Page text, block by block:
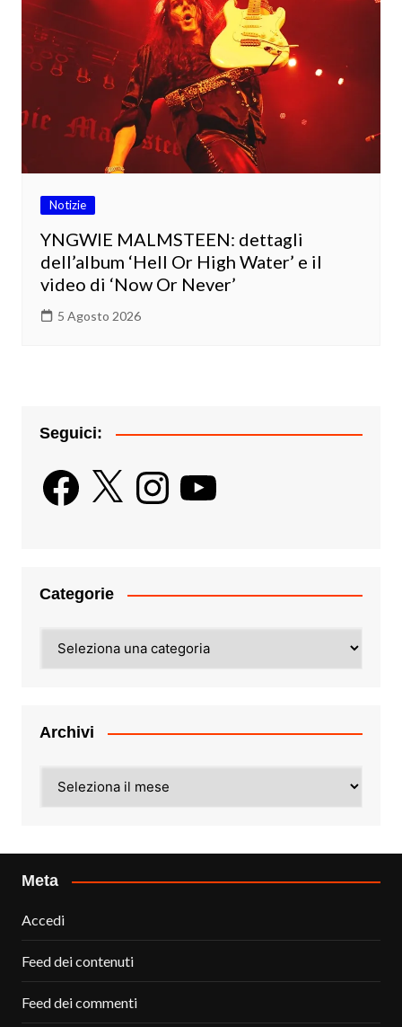
Notizie
YNGWIE MALMSTEEN: dettagli
dell’album ‘Hell Or High Water’ e il
video di ‘Now Or Never’
5 Agosto 2026
Seguici:
Facebook
X InstagramYouTube
Categorie
Archivi
Meta
Accedi
Feed dei contenuti
Feed dei commenti